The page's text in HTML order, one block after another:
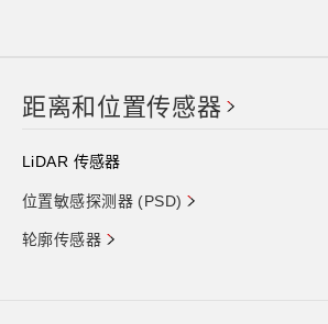
距离和位置传感器
LiDAR 传感器
位置敏感探测器 (PSD)
轮廓传感器